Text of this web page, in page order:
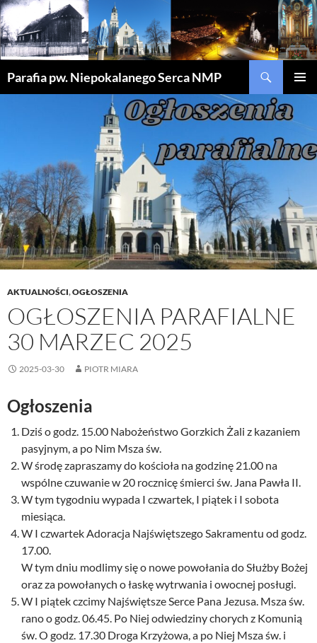
Parafia pw. Niepokalanego Serca NMP
AKTUALNOŚCI,OGŁOSZENIA
OGŁOSZENIA PARAFIALNE
30 MARZEC 2025
2025-03-30 PIOTR MIARA
Ogłoszenia
Dziś o godz. 15.00 Nabożeństwo Gorzkich Żali z kazaniem
pasyjnym, a po Nim Msza św.
W środę zapraszamy do kościoła na godzinę 21.00 na
wspólne czuwanie w 20 rocznicę śmierci św. Jana Pawła II.
W tym tygodniu wypada I czwartek, I piątek i I sobota
miesiąca.
W I czwartek Adoracja Najświętszego Sakramentu od godz.
17.00.
W tym dniu modlimy się o nowe powołania do Służby Bożej
oraz za powołanych o łaskę wytrwania i owocnej posługi.
W I piątek czcimy Najświętsze Serce Pana Jezusa. Msza św.
rano o godz. 06.45. Po Niej odwiedziny chorych z Komunią
św. O godz. 17.30 Droga Krzyżowa, a po Niej Msza św. i